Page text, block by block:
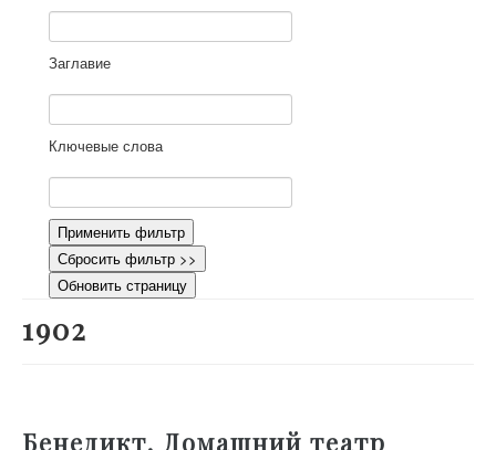
Научная работа
Как работать с сайтом
Контакты
Заглавие
Ключевые слова
Применить фильтр
Сбросить фильтр >>
Обновить страницу
1902
Бенедикт. Домашний театр